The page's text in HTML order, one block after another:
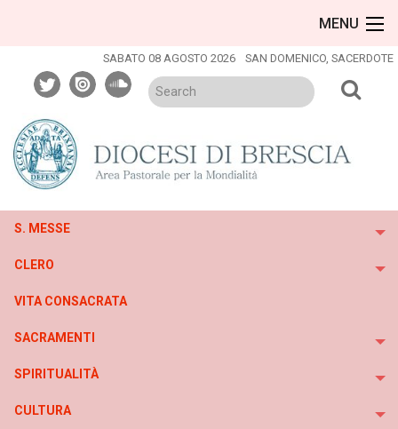
MENU
SABATO 08 AGOSTO 2026 SAN DOMENICO, SACERDOTE
twitterissuusoundcloud
S. MESSE
CLERO
VITA CONSACRATA
SACRAMENTI
SPIRITUALITÀ
CULTURA